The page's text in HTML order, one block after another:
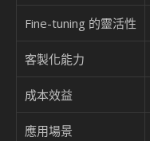
Fine-tuning 的靈活性
客製化能力
成本效益
應用場景